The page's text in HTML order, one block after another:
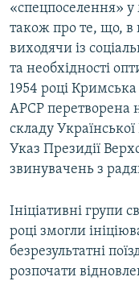
«спецпоселення»
також про те, що, в
виходячи із
та необхідності
1954 році
АРСР перетворена
складу Української
Указ Президії
звинувачень з
Ініціативні групи
році змогли
безрезультатні
розпочати